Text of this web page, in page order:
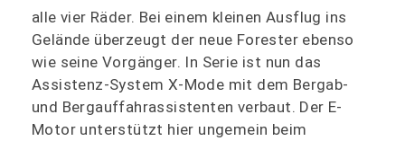
alle vier Räder. Bei einem kleinen Ausflug ins
Gelände überzeugt der neue Forester ebenso
wie seine Vorgänger. In Serie ist nun das
Assistenz-System X-Mode mit dem Bergab-
und Bergauffahrassistenten verbaut. Der E-
Motor unterstützt hier ungemein beim